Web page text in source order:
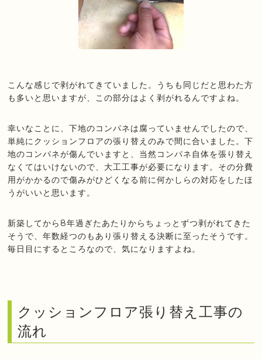
こんな感じで剥がれてきていました。うちも同じだと思わた方
も多いと思いますが、この部分はよく剥がれるんですよね。
幸いなことに、下地のコンパネは腐っていませんでしたので、
単純にクッションフロアの張り替えのみで間に合いました。下
地のコンパネが傷んでいますと、当然コンパネ自体を張り替え
なくてはいけないので、大工工事が必要になります。その分費
用がかかるので傷みがひどくなる前に何かしらの対応をしたほ
うがいいと思います。
新築してから8年過ぎたあたりからちょっとずつ剥がれてきた
そうで、年数経つのもあり張り替える決断に至ったそうです。
毎日目にするところなので、気になりますよね。
クッションフロア張り替え工事の
流れ